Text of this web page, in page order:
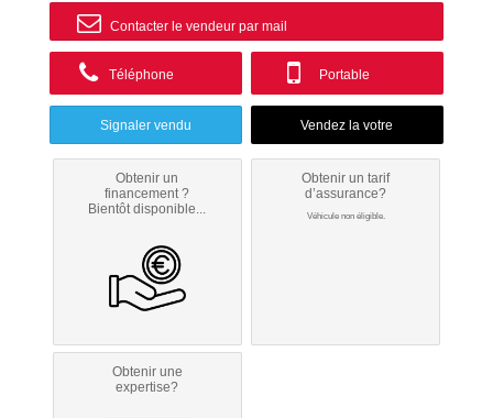
Contacter le vendeur par mail
Téléphone Portable
Signaler vendu
Obtenir un
financement ?
Bientôt disponible...
Obtenir un tarif
d’assurance?
Véhicule non éligible.
Obtenir une
expertise?